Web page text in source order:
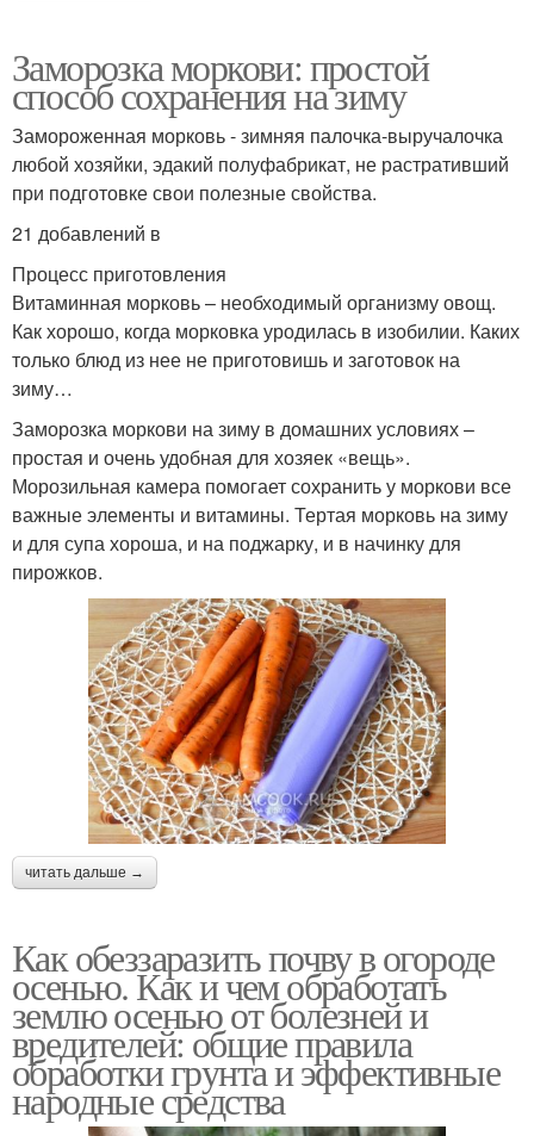
Заморозка моркови: простой
способ сохранения на зиму
Замороженная морковь - зимняя палочка-выручалочка
любой хозяйки, эдакий полуфабрикат, не растративший
при подготовке свои полезные свойства.
21 добавлений в
Процесс приготовления
Витаминная морковь – необходимый организму овощ.
Как хорошо, когда морковка уродилась в изобилии. Каких
только блюд из нее не приготовишь и заготовок на
зиму…
Заморозка моркови на зиму в домашних условиях –
простая и очень удобная для хозяек «вещь».
Морозильная камера помогает сохранить у моркови все
важные элементы и витамины. Тертая морковь на зиму
и для супа хороша, и на поджарку, и в начинку для
пирожков.
читать дальше →
Как обеззаразить почву в огороде
осенью. Как и чем обработать
землю осенью от болезней и
вредителей: общие правила
обработки грунта и эффективные
народные средства